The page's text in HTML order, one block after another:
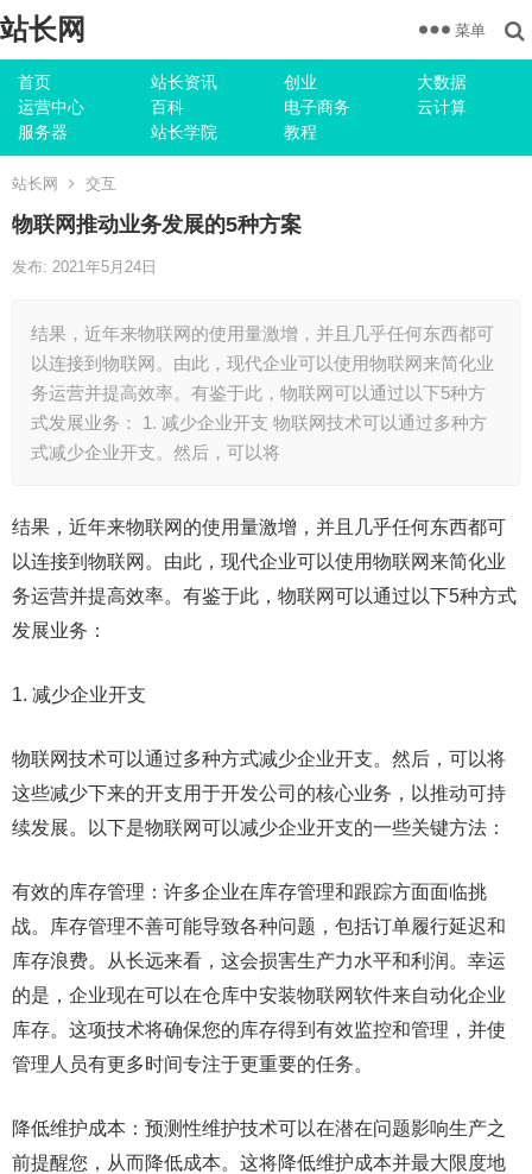
站长网
首页 站长资讯 创业
大数据
运营中心
百科 电子商务
云计算
服务器
站长学院 教程
菜单
站长网 交互
物联网推动业务发展的5种方案
发布: 2021年5月24日
结果，近年来物联网的使用量激增，并且几乎任何东西都可
以连接到物联网。由此，现代企业可以使用物联网来简化业
务运营并提高效率。有鉴于此，物联网可以通过以下5种方
式发展业务： 1. 减少企业开支 物联网技术可以通过多种方
式减少企业开支。然后，可以将
结果，近年来物联网的使用量激增，并且几乎任何东西都可
以连接到物联网。由此，现代企业可以使用物联网来简化业
务运营并提高效率。有鉴于此，物联网可以通过以下5种方式
发展业务：
1. 减少企业开支
物联网技术可以通过多种方式减少企业开支。然后，可以将
这些减少下来的开支用于开发公司的核心业务，以推动可持
续发展。以下是物联网可以减少企业开支的一些关键方法：
有效的库存管理：许多企业在库存管理和跟踪方面面临挑
战。库存管理不善可能导致各种问题，包括订单履行延迟和
库存浪费。从长远来看，这会损害生产力水平和利润。幸运
的是，企业现在可以在仓库中安装物联网软件来自动化企业
库存。这项技术将确保您的库存得到有效监控和管理，并使
管理人员有更多时间专注于更重要的任务。
降低维护成本：预测性维护技术可以在潜在问题影响生产之
前提醒您，从而降低成本。这将降低维护成本并最大限度地